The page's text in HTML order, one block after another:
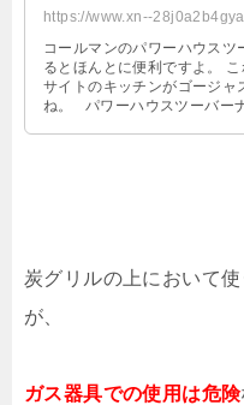
コールマンのパワーハウス
るとほんとに便利ですよ。
サイトのキッチンがゴージャ
ね。 パワーハウスツーバー
炭グリルの上において
が、
ガス器具での使用は危険